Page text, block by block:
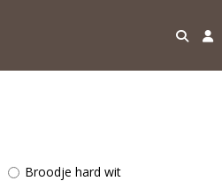
Broodje hard wit